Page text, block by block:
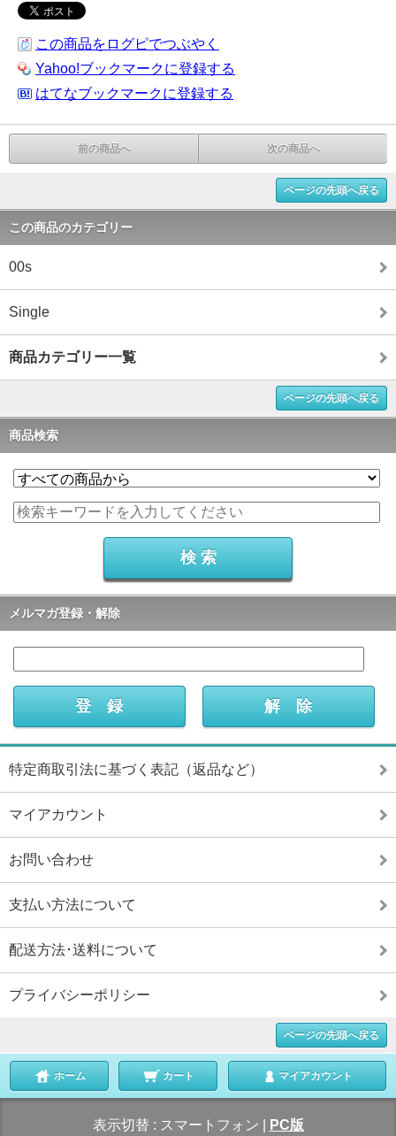
この商品をログピでつぶやく
Yahoo!ブックマークに登録する
はてなブックマークに登録する
前の商品へ 次の商品へ
ページの先頭へ戻る
この商品のカテゴリー
00s
Single
商品カテゴリー一覧
ページの先頭へ戻る
商品検索
メルマガ登録・解除
特定商取引法に基づく表記（返品など）
マイアカウント
お問い合わせ
支払い方法について
配送方法･送料について
プライバシーポリシー
ページの先頭へ戻る
ホーム カート マイアカウント
表示切替 : スマートフォン PC版